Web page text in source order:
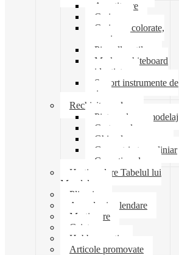
Ascutitoare
Carioca
Creioane colorate,
mecanice
Pix roller stilou
Marker whiteboard
evidentiator
Suport instrumente de
scris
Rechizite scolare
Pictura desen modelaj
Creta scolara
Ghiozdane penare
Geometrie trusa liniar
Coperti scolare
Harti scolare Tabelul lui
Mendeleev
Plicuri
Agende si calendare
Martisoare
Caiete
Hobby creatie
Articole promovate